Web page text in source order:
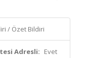
/ Özet Bildiri
Adresli: Evet